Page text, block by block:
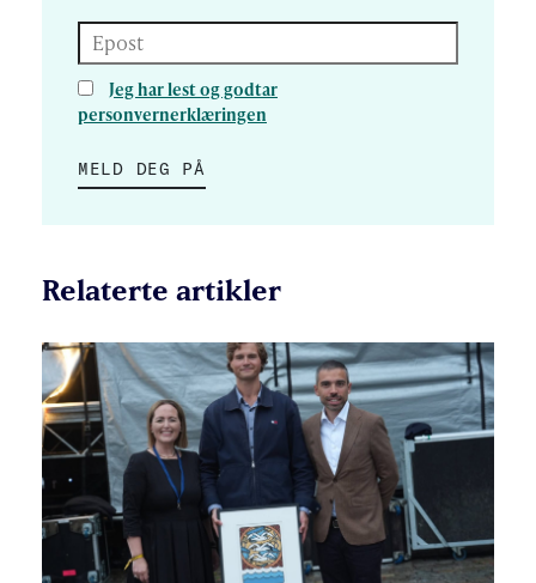
Epost
Jeg har lest og godtar
personvernerklæringen
MELD DEG PÅ
Relaterte artikler